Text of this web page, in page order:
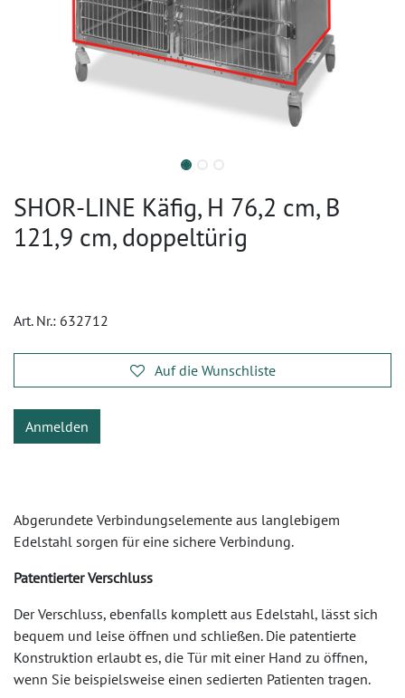
SHOR-LINE Käfig, H 76,2 cm, B
121,9 cm, doppeltürig
Art. Nr.: 632712
Auf die Wunschliste
Anmelden
Abgerundete Verbindungselemente aus langlebigem
Edelstahl sorgen für eine sichere Verbindung.
Patentierter Verschluss
Der Verschluss, ebenfalls komplett aus Edelstahl, lässt sich
bequem und leise öffnen und schließen. Die patentierte
Konstruktion erlaubt es, die Tür mit einer Hand zu öffnen,
wenn Sie beispielsweise einen sedierten Patienten tragen.